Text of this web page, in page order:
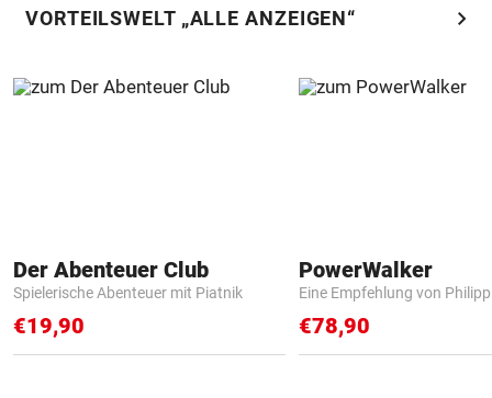
VORTEILSWELT „ALLE ANZEIGEN“ chevron_right
Der Abenteuer Club
Spielerische Abenteuer mit Piatnik
€19,90
PowerWalker
Eine Empfehlung von
€78,90